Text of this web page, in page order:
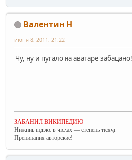
Валентин Н
июня 8, 2011, 21:22
Чу, ну и пугало на аватаре забацано!
ЗАБАНИЛ ВИКИПЕДИЮ
Нижниь ıндэкс в ҷıсʌах — степень тıсяҷı
Препинания авторские!